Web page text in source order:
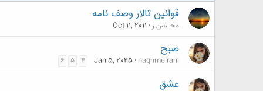
قوانين تالار وصف نامه
محـسن ز Oct 11, 2011
صبح
naghmeirani
Jan 5, 2025
4
5
6
عشق